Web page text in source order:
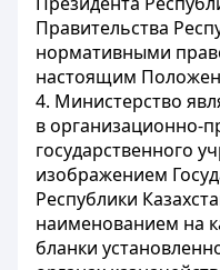
Правительства
нормативными
настоящим
4. Министерство
в организационно-
государственного
изображением
Республики
наименованием на
бланки